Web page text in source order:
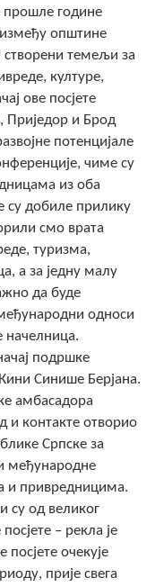
прошле године
општине
створени темељи за
културе,
ове посјете
Приједор и Брод
потенцијале
чиме су
из оба
су добиле прилику
смо врата
туризма,
а за једну малу
да буде
односи
начелница.
подршке
Синише Берјана.
амбасадора
и контакте отворио
Српске за
међународне
и привредницима.
су од великог
– рекла је
очекује
прије свега